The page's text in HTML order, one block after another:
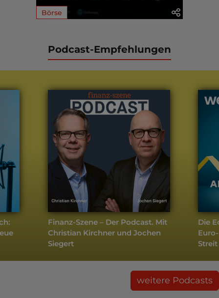
Börse
Podcast-Empfehlungen
Finanz-Szene – Der Podcast. Mit
Christian Kirchner und Jochen
Siegert
Die
Streit
weitere Podcasts